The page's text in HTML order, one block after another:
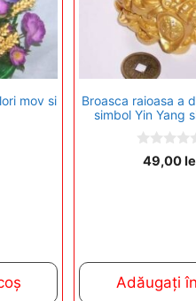
mov si
Broasca raioasa a
simbol Yin Yang
o49,00
Adăugați